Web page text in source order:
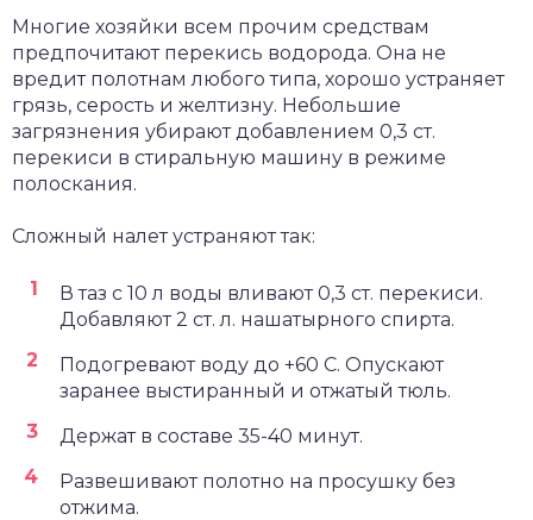
Многие хозяйки всем прочим средствам
предпочитают перекись водорода. Она не
вредит полотнам любого типа, хорошо устраняет
грязь, серость и желтизну. Небольшие
загрязнения убирают добавлением 0,3 ст.
перекиси в стиральную машину в режиме
полоскания.
Сложный налет устраняют так:
В таз с 10 л воды вливают 0,3 ст. перекиси.
Добавляют 2 ст. л. нашатырного спирта.
Подогревают воду до +60 С. Опускают
заранее выстиранный и отжатый тюль.
Держат в составе 35-40 минут.
Развешивают полотно на просушку без
отжима.